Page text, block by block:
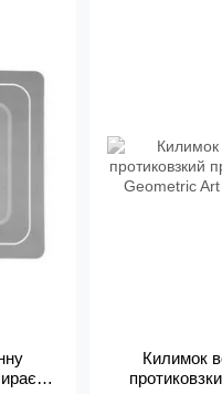
Килимок